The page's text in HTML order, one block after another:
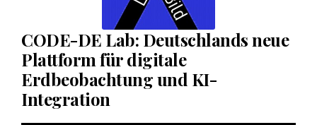
CODE-DE Lab: Deutschlands neue
Plattform für digitale
Erdbeobachtung und KI-
Integration